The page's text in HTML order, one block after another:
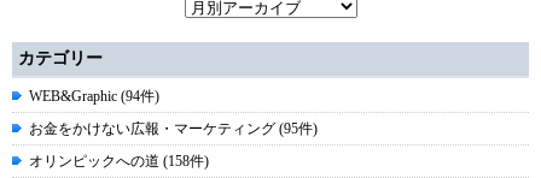
カテゴリー
WEB&Graphic (94件)
お金をかけない広報・マーケティング (95件)
オリンピックへの道 (158件)